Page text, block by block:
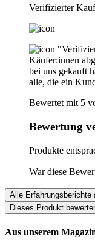
Verifizierter Kauf
Käufer:innen
bei uns gekauft
alle, die ein
Bewertet mit 5
Bewertung
Produkte
War diese
Alle Erfahrungsberichte
Dieses Produkt
Aus unserem